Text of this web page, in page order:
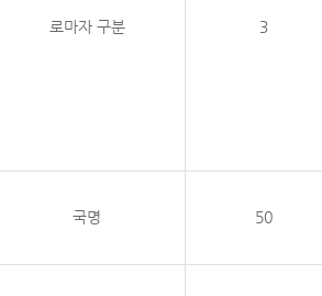
로마자 구분 3
국명 50